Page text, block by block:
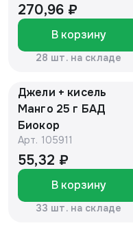
270,96 ₽
В корзину
28 шт. на складе
Джели + кисель
Манго 25 г БАД
Биокор
Арт. 105911
55,32 ₽
В корзину
33 шт. на складе